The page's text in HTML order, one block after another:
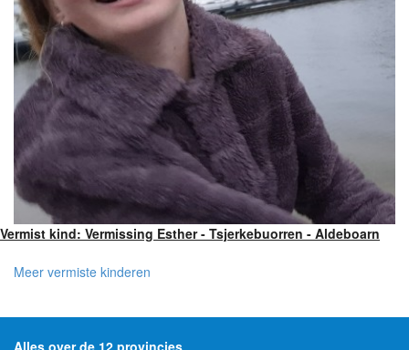
Vermist kind: Vermissing Esther - Tsjerkebuorren - Aldeboarn
Meer vermiste kinderen
Alles over de 12 provincies